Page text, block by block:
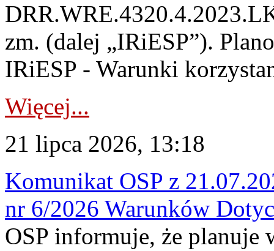
zm. (dalej „IRiESP”).
IRiESP - Warunki
Więcej...
21 lipca 2026, 13:18
Komunikat OSP z
nr 6/2026 Warunków
OSP informuje, że planuje